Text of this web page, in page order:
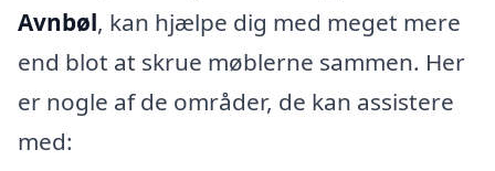
Avnbøl, kan hjælpe dig med meget mere
end blot at skrue møblerne sammen. Her
er nogle af de områder, de kan assistere
med: